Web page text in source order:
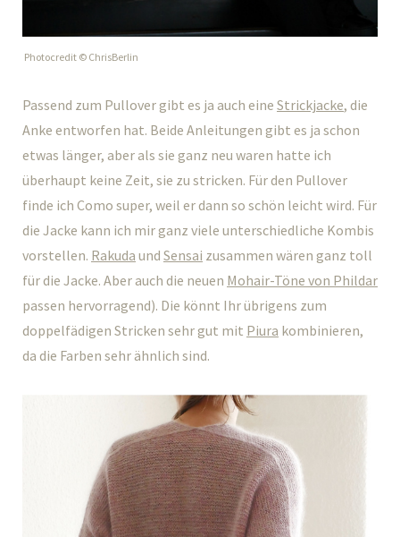
Photocredit © ChrisBerlin
Passend zum Pullover gibt es ja auch eine Strickjacke, die
Anke entworfen hat. Beide Anleitungen gibt es ja schon
etwas länger, aber als sie ganz neu waren hatte ich
überhaupt keine Zeit, sie zu stricken. Für den Pullover
finde ich Como super, weil er dann so schön leicht wird. Für
die Jacke kann ich mir ganz viele unterschiedliche Kombis
vorstellen. Rakuda und Sensai zusammen wären ganz toll
für die Jacke. Aber auch die neuen Mohair-Töne von Phildar
passen hervorragend). Die könnt Ihr übrigens zum
doppelfädigen Stricken sehr gut mit Piura kombinieren,
da die Farben sehr ähnlich sind.